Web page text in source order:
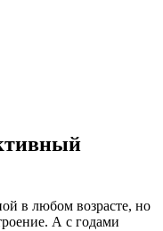
в любом возрасте, но
А с годами